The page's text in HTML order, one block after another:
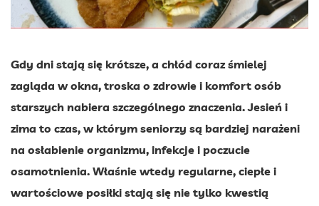
Gdy dni stają się krótsze, a chłód coraz śmielej
zagląda w okna, troska o zdrowie i komfort osób
starszych nabiera szczególnego znaczenia. Jesień i
zima to czas, w którym seniorzy są bardziej narażeni
na osłabienie organizmu, infekcje i poczucie
osamotnienia. Właśnie wtedy regularne, ciepłe i
wartościowe posiłki stają się nie tylko kwestią